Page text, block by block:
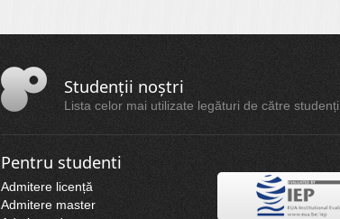
Studenții noștri
Lista celor mai utilizate legături de către studenți
Pentru studenti
Admitere licență
Admitere master